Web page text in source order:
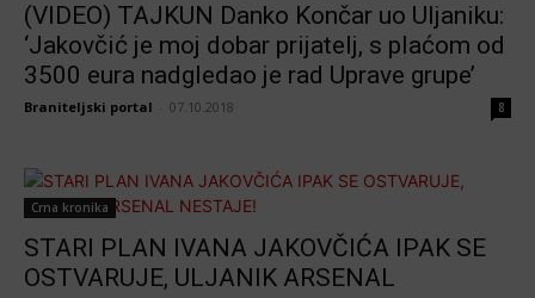
(VIDEO) TAJKUN Danko Končar uo Uljaniku:
‘Jakovčić je moj dobar prijatelj, s plaćom od
3500 eura nadgledao je rad Uprave grupe’
Braniteljski portal 07.10.2018 8
Crna kronika
STARI PLAN IVANA JAKOVČIĆA IPAK SE
OSTVARUJE, ULJANIK ARSENAL